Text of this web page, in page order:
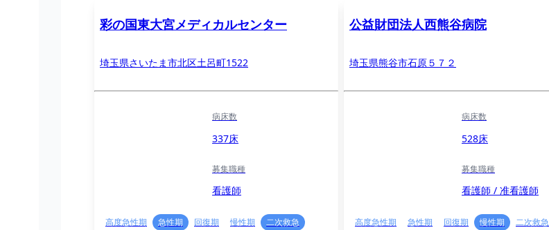
彩の国東大宮メディカルセンター
埼玉県さいたま市北区土呂町1522
病床数
337床
募集職種
看護師
高度急性期 急性期 回復期 慢性期
二次救急
公益財団法人西熊谷病院
埼玉県熊谷市石原５７２
病床数
528床
募集職種
看護師 / 准看護師
高度急性期 急性期 回復期 慢性期
二次救急